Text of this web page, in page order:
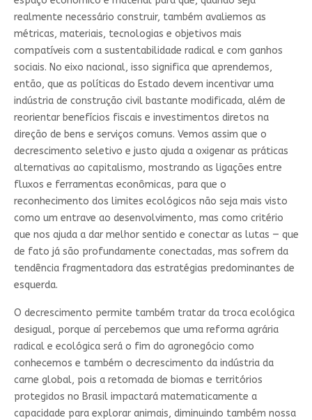
realmente necessário construir, também avaliemos as
métricas, materiais, tecnologias e objetivos mais
compatíveis com a sustentabilidade radical e com ganhos
sociais. No eixo nacional, isso significa que aprendemos,
então, que as políticas do Estado devem incentivar uma
indústria de construção civil bastante modificada, além de
reorientar benefícios fiscais e investimentos diretos na
direção de bens e serviços comuns. Vemos assim que o
decrescimento seletivo e justo ajuda a oxigenar as práticas
alternativas ao capitalismo, mostrando as ligações entre
fluxos e ferramentas econômicas, para que o
reconhecimento dos limites ecológicos não seja mais visto
como um entrave ao desenvolvimento, mas como critério
que nos ajuda a dar melhor sentido e conectar as lutas — que
de fato já são profundamente conectadas, mas sofrem da
tendência fragmentadora das estratégias predominantes de
esquerda.
O decrescimento permite também tratar da troca ecológica
desigual, porque aí percebemos que uma reforma agrária
radical e ecológica será o fim do agronegócio como
conhecemos e também o decrescimento da indústria da
carne global, pois a retomada de biomas e territórios
protegidos no Brasil impactará matematicamente a
capacidade para explorar animais, diminuindo também nossa